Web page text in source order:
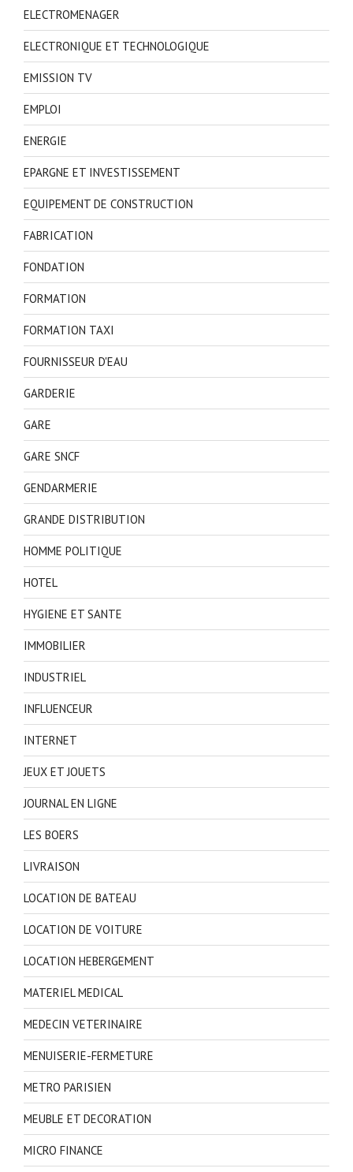
ELECTROMENAGER
ELECTRONIQUE ET TECHNOLOGIQUE
EMISSION TV
EMPLOI
ENERGIE
EPARGNE ET INVESTISSEMENT
EQUIPEMENT DE CONSTRUCTION
FABRICATION
FONDATION
FORMATION
FORMATION TAXI
FOURNISSEUR D'EAU
GARDERIE
GARE
GARE SNCF
GENDARMERIE
GRANDE DISTRIBUTION
HOMME POLITIQUE
HOTEL
HYGIENE ET SANTE
IMMOBILIER
INDUSTRIEL
INFLUENCEUR
INTERNET
JEUX ET JOUETS
JOURNAL EN LIGNE
LES BOERS
LIVRAISON
LOCATION DE BATEAU
LOCATION DE VOITURE
LOCATION HEBERGEMENT
MATERIEL MEDICAL
MEDECIN VETERINAIRE
MENUISERIE-FERMETURE
METRO PARISIEN
MEUBLE ET DECORATION
MICRO FINANCE